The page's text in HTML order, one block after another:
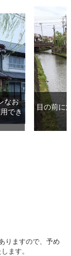
なお
でき
目の前に
りますので、予め
ます。